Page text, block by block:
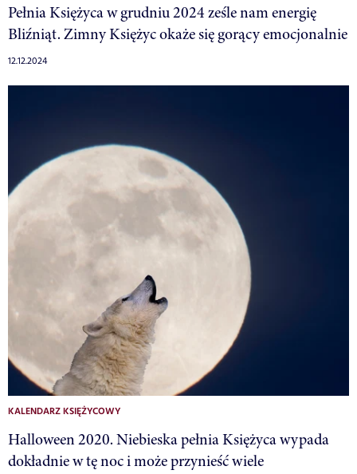
Pełnia Księżyca w grudniu 2024 ześle nam energię
Bliźniąt. Zimny Księżyc okaże się gorący emocjonalnie
12.12.2024
KALENDARZ KSIĘŻYCOWY
Halloween 2020. Niebieska pełnia Księżyca wypada
dokładnie w tę noc i może przynieść wiele